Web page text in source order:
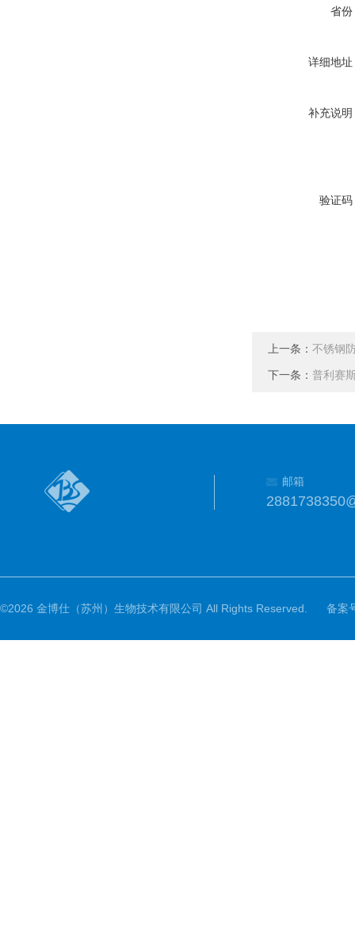
省份
详细地址
补充说明
验证码
上一条： 不锈钢
下一条： 普利赛
邮箱
©2026 金博仕（苏州）生物技术有限公司 All Rights Reserved. 备案